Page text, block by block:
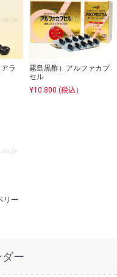
ラ
霧島黒酢）アルファカプ
セル
¥10.800 (税込）
リー
ー